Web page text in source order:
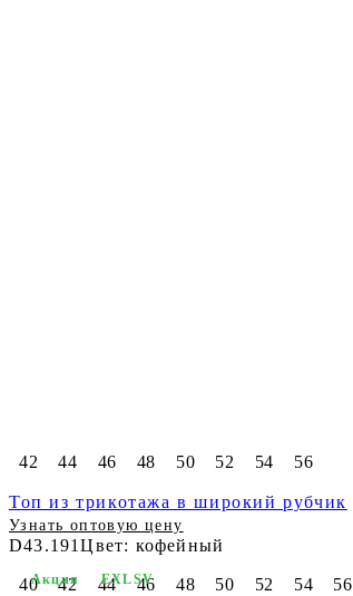
42 44 46 48 50 52 54 56
Топ из трикотажа в широкий рубчик
Узнать оптовую цену
D43.191Цвет: кофейный
40 42 44 46 48 50 52 54 56
Акция EXLSV